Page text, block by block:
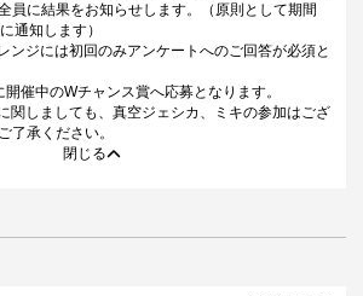
員に結果をお知らせします。（原則として期間
通知します）
ンジには初回のみアンケートへのご回答が必須と
開催中のWチャンス賞へ応募となります。
関しましても、真空ジェシカ、ミキの参加はござ
了承ください。
閉じる